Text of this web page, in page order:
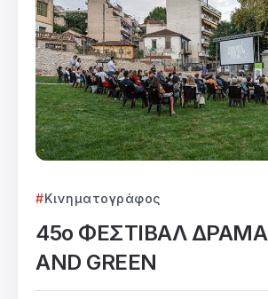
Κινηματογράφος
45ο ΦΕΣΤΙΒΑΛ
AND GREEN